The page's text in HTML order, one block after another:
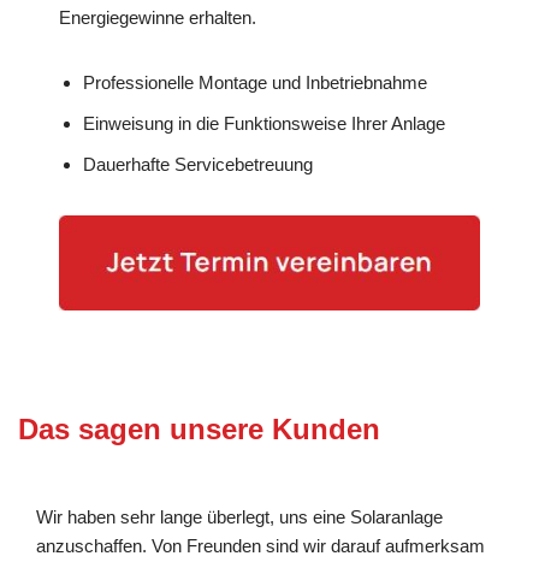
Energiegewinne erhalten.
Professionelle Montage und Inbetriebnahme
Einweisung in die Funktionsweise Ihrer Anlage
Dauerhafte Servicebetreuung
Das sagen unsere Kunden
Wir haben sehr lange überlegt, uns eine Solaranlage
anzuschaffen. Von Freunden sind wir darauf aufmerksam